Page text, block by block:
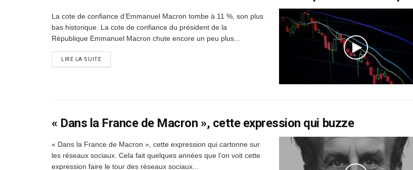
La cote de confiance d’Emmanuel Macron tombe à 11 %, son plus
bas historique. La cote de confiance du président de la
République Emmanuel Macron chute encore un peu plus...
LIRE LA SUITEDETAILS
« Dans la France de Macron », cette expression qui buzze
« Dans la France de Macron », cette expression qui cartonne sur
les réseaux sociaux. Cela fait quelques années que l’on voit cette
expression faire le tour des réseaux sociaux...